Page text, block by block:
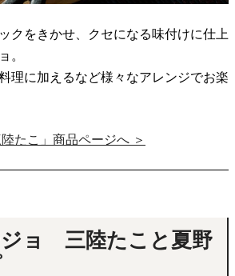
クをきかせ、クセになる味付けに仕上
。
理に加えるなど様々なアレンジでお楽
たこ」商品ページへ ＞
ョ 三陸たこと夏野